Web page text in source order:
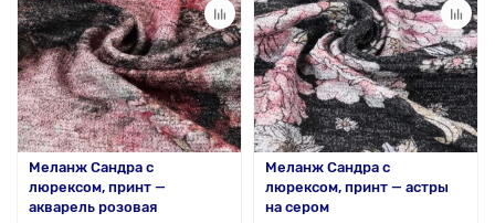
Меланж Сандра с
люрексом, принт —
акварель розовая
Меланж Сандра с
люрексом, принт — астры
на сером